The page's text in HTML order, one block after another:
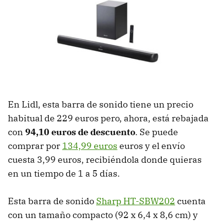
En Lidl, esta barra de sonido tiene un precio
habitual de 229 euros pero, ahora, está rebajada
con 94,10 euros de descuento. Se puede
comprar por 134,99 euros euros y el envío
cuesta 3,99 euros, recibiéndola donde quieras
en un tiempo de 1 a 5 días.
Esta barra de sonido Sharp HT-SBW202 cuenta
con un tamaño compacto (92 x 6,4 x 8,6 cm) y